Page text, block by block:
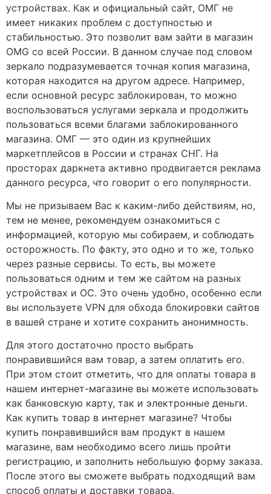
устройствах. Как и официальный сайт, ОМГ не
имеет никаких проблем с доступностью и
стабильностью. Это позволит вам зайти в магазин
OMG со всей России. В данном случае под словом
зеркало подразумевается точная копия магазина,
которая находится на другом адресе. Например,
если основной ресурс заблокирован, то можно
воспользоваться услугами зеркала и продолжить
пользоваться всеми благами заблокированного
магазина. ОМГ — это один из крупнейших
маркетплейсов в России и странах СНГ. На
просторах даркнета активно продвигается реклама
данного ресурса, что говорит о его популярности.
Мы не призываем Вас к каким-либо действиям, но,
тем не менее, рекомендуем ознакомиться с
информацией, которую мы собираем, и соблюдать
осторожность. По факту, это одно и то же, только
через разные сервисы. То есть, вы можете
пользоваться одним и тем же сайтом на разных
устройствах и ОС. Это очень удобно, особенно если
вы используете VPN для обхода блокировки сайтов
в вашей стране и хотите сохранить анонимность.
Для этого достаточно просто выбрать
понравившийся вам товар, а затем оплатить его.
При этом стоит отметить, что для оплаты товара в
нашем интернет-магазине вы можете использовать
как банковскую карту, так и электронные деньги.
Как купить товар в интернет магазине? Чтобы
купить понравившийся вам продукт в нашем
магазине, вам необходимо всего лишь пройти
регистрацию, и заполнить небольшую форму заказа.
После этого вы сможете выбрать подходящий вам
способ оплаты и доставки товара.